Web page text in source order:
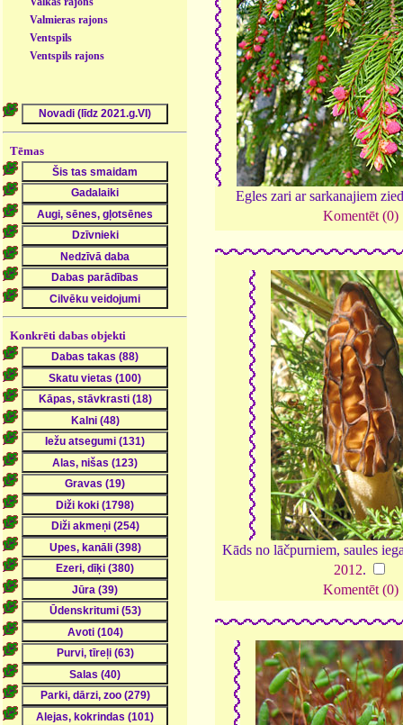
Valmieras rajons
Ventspils
Ventspils rajons
Tēmas
Konkrēti dabas objekti
Egles zari ar sarkanajiem
Komentēt (0)
Kāds no lāčpurniem, saules
2012.
Komentēt (0)